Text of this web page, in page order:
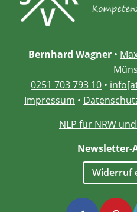
Bernhard Wagner •
0251 703 793 10•
Impressum •
NLP für NRW
Newsletter-
Widerruf